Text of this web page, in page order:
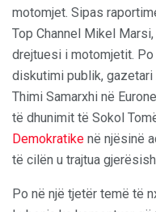
motomjet. Sipas
Top Channel Mikel
drejtuesi i motomjetit.
diskutimi publik, gazetari
Thimi Samarxhi në
të dhunimit të Sokol
Demokratike në njësinë
të cilën u trajtua
Po në një tjetër temë të